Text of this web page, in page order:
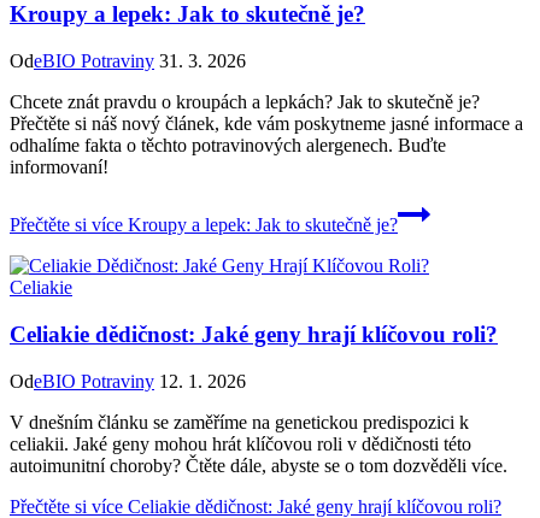
Kroupy a lepek: Jak to skutečně je?
OdeBIO Potraviny 31. 3. 2026
Chcete znát pravdu o kroupách a lepkách? Jak to skutečně je?
Přečtěte si náš nový článek, kde vám poskytneme jasné informace a
odhalíme fakta o těchto potravinových alergenech. Buďte
informovaní!
Přečtěte si více Kroupy a lepek: Jak to skutečně je?
Celiakie
Celiakie dědičnost: Jaké geny hrají klíčovou roli?
OdeBIO Potraviny 12. 1. 2026
V dnešním článku se zaměříme na genetickou predispozici k
celiakii. Jaké geny mohou hrát klíčovou roli v dědičnosti této
autoimunitní choroby? Čtěte dále, abyste se o tom dozvěděli více.
Přečtěte si více Celiakie dědičnost: Jaké geny hrají klíčovou roli?